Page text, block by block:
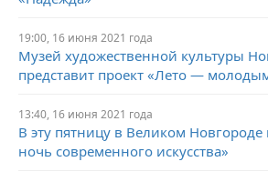
19:00, 16 июня 2021 года
Музей художественной культуры
представит проект «Лето —
13:40, 16 июня 2021 года
В эту пятницу в Великом Новгороде
ночь современного искусства»